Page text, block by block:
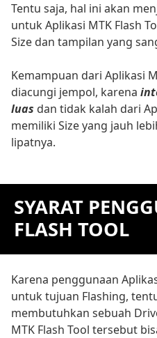
Tentu saja, hal ini akan
untuk Aplikasi MTK Flash
Size dan tampilan yang
Kemampuan dari Aplikasi
diacungi jempol, karena
luas dan tidak kalah dari
memiliki Size yang jauh
lipatnya.
SYARAT
FLASH TOOL
Karena penggunaan
untuk tujuan Flashing,
membutuhkan sebuah
MTK Flash Tool tersebut